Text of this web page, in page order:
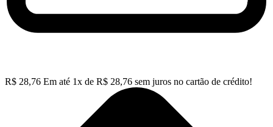
R$ 28,76 Em até 1x de R$ 28,76 sem juros no cartão de crédito!